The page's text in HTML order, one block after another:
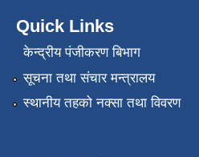
Quick Links
केन्द्रीय पंजीकरण बिभाग
सूचना तथा संचार मन्त्रालय
स्थानीय तहको नक्सा तथा विवरण